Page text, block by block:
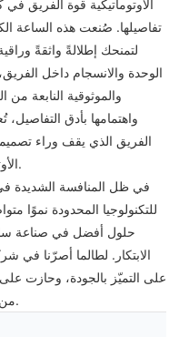
تفاصيلها. صُنعت هذه الساعة
لتمنحك إطلالةً واثقةً
الوحدة والانسجام داخل الفريق،
والموثوقية النابعة من
واهتمامها بأدق
الفريق الذي يقف وراء
ساعة VDEAR Moonphase الأوتوماتيكية.
في ظل المنافسة الشديدة
للتكنولوجيا المحدودة نموًا
حلول أفضل في صناعة
الابتكار. لطالما أصرّنا في
على التميّز بالجودة، وحازت
من الشركات بفضل خدماتها عالية الجودة.